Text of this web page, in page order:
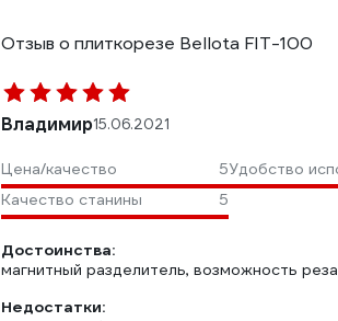
Отзыв о плиткорезе Bellota FIT-100
Владимир15.06.2021
Цена/качество 5Удобство
Качество станины
5
Достоинства:
магнитный разделитель, возможность
Недостатки: